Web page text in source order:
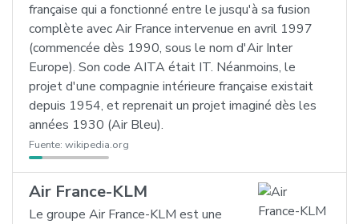
française qui a fonctionné entre le jusqu'à sa fusion
complète avec Air France intervenue en avril 1997
(commencée dès 1990, sous le nom d'Air Inter
Europe). Son code AITA était IT. Néanmoins, le
projet d'une compagnie intérieure française existait
depuis 1954, et reprenait un projet imaginé dès les
années 1930 (Air Bleu).
Fuente: wikipedia.org
Air France-KLM
Le groupe Air France-KLM est une